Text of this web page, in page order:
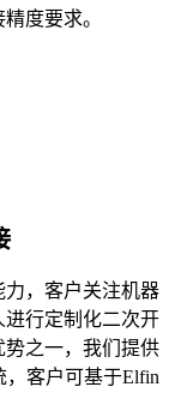
度要求。
，客户关注机器
进行定制化二次开
之一，我们提供
，客户可基于Elfin